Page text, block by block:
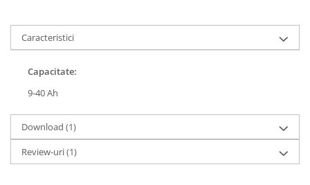
Baterii si acumulatori gel si VRLA
6-12 V
Baterii si acumulatori AGM VRLA
de 6-12 V
Acumulatori Moto, ATV
GEL
AGM
Li-Ion
Caracteristici
Capacitate:
9-40 Ah
Download (1)
Review-uri(1)